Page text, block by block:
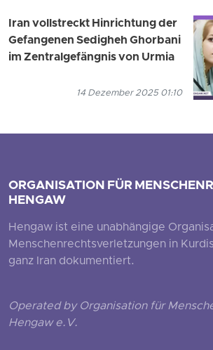
Iran vollstreckt Hinrichtung der
Gefangenen Sedigheh Ghorbani
im Zentralgefängnis von Urmia
14 Dezember 2025 01:10
ORGANISATION FÜR
HENGAW
Hengaw ist eine unabhängige
Menschenrechtsverletzungen in
ganz Iran dokumentiert.
Operated by Organisation für
Hengaw e.V.